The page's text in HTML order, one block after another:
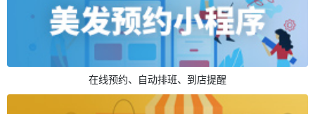
在线预约、自动排班、到店提醒